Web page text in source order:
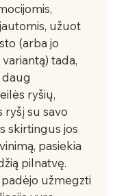
užuot
(arba jo
tada,
daug
ryšių,
ryšį su savo
skirtingus jos
pasiekia
pilnatvę.
užmegzti